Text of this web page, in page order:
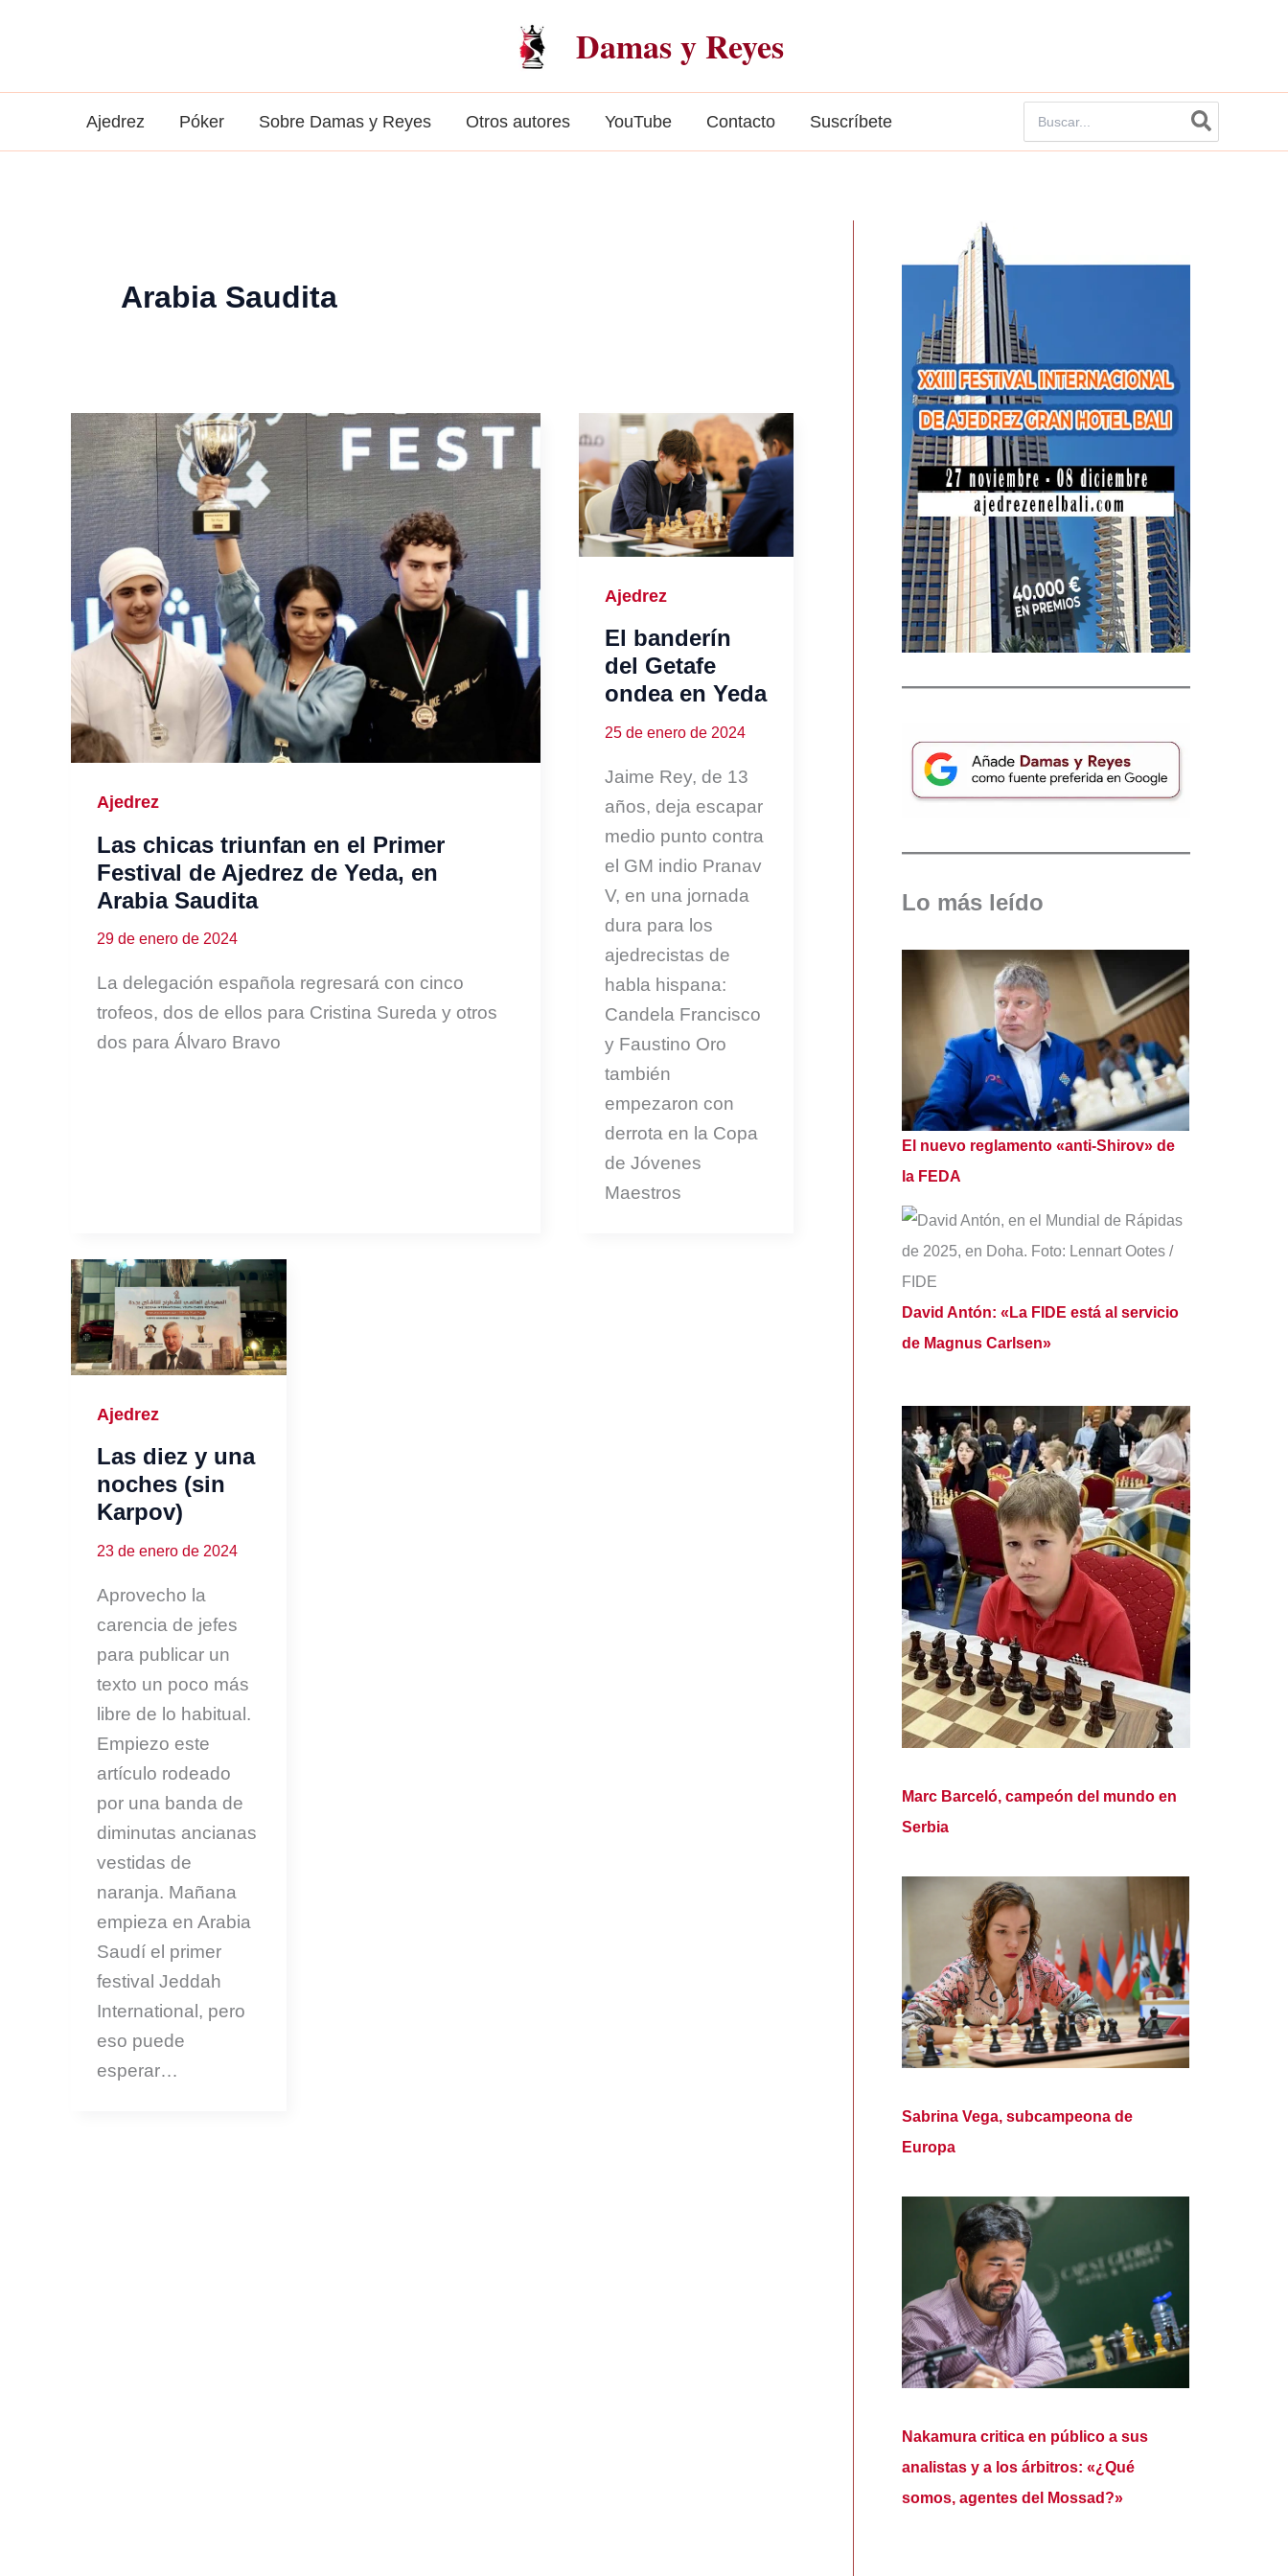
Damas y Reyes
Ajedrez Póker Sobre Damas y Reyes Otros autores YouTube Contacto Suscríbete
por:
Arabia Saudita
Ajedrez
Las chicas triunfan en el Primer
Festival de Ajedrez de Yeda, en
Arabia Saudita
29 de enero de 2024
La delegación española regresará con cinco
trofeos, dos de ellos para Cristina Sureda y otros
dos para Álvaro Bravo
Ajedrez
El banderín
del Getafe
ondea en Yeda
25 de enero de 2024
Jaime Rey, de 13
años, deja escapar
medio punto contra
el GM indio Pranav
V, en una jornada
dura para los
ajedrecistas de
habla hispana:
Candela Francisco
y Faustino Oro
también
empezaron con
derrota en la Copa
de Jóvenes
Maestros
Ajedrez
Las diez y una
noches (sin
Karpov)
23 de enero de 2024
Aprovecho la
carencia de jefes
para publicar un
texto un poco más
libre de lo habitual.
Empiezo este
artículo rodeado
por una banda de
diminutas ancianas
vestidas de
naranja. Mañana
empieza en Arabia
Saudí el primer
festival Jeddah
International, pero
eso puede
esperar…
Lo más leído
El nuevo reglamento «anti-Shirov» de
la FEDA
David Antón: «La FIDE está al servicio
de Magnus Carlsen»
Marc Barceló, campeón del mundo en
Serbia
Sabrina Vega, subcampeona de
Europa
Nakamura critica en público a sus
analistas y a los árbitros: «¿Qué
somos, agentes del Mossad?»